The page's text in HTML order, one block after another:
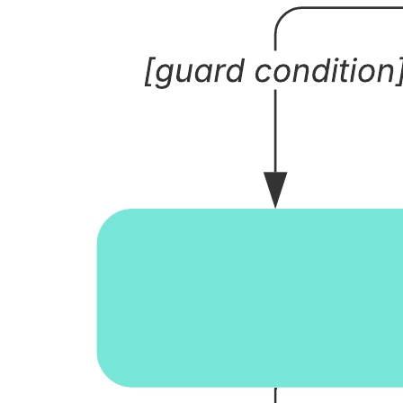
Öppna mallen och lägg till innehåll för att anpassa
Relaterade mallar